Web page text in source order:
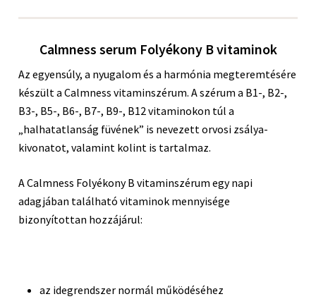
Calmness serum Folyékony B vitaminok
Az egyensúly, a nyugalom és a harmónia megteremtésére
készült a Calmness vitaminszérum. A szérum a B1-, B2-,
B3-, B5-, B6-, B7-, B9-, B12 vitaminokon túl a
„halhatatlanság füvének” is nevezett orvosi zsálya-
kivonatot, valamint kolint is tartalmaz.
A Calmness Folyékony B vitaminszérum egy napi
adagjában található vitaminok mennyisége
bizonyítottan hozzájárul:
az idegrendszer normál működéséhez